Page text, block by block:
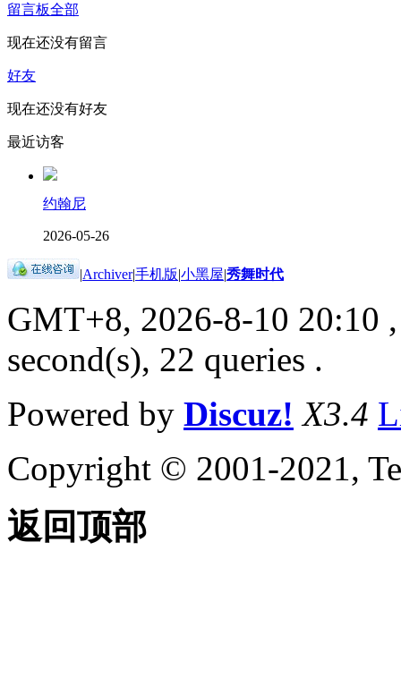
留言板全部
现在还没有留言
好友
现在还没有好友
最近访客
约翰尼
2026-05-26
|Archiver|手机版|小黑屋|秀舞时代
GMT+8, 2026-8-10 20:10
second(s), 22 queries .
Powered by Discuz! X3.4
Copyright © 2001-2021,
返回顶部